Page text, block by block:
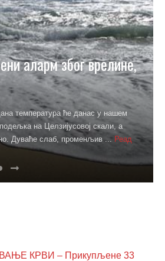
аларм због врелине,
температура ће данас у нашем
на Целзијусовој скали, а
Дуваће слаб, променљив ... Реад
КРВИ – Прикупљене 33